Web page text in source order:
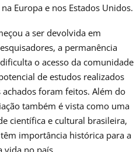
Europa e nos Estados Unidos.
a ser devolvida em
a permanência
o acesso da comunidade
de estudos realizados
foram feitos. Além do
também é vista como uma
científica e cultural brasileira,
importância histórica para a